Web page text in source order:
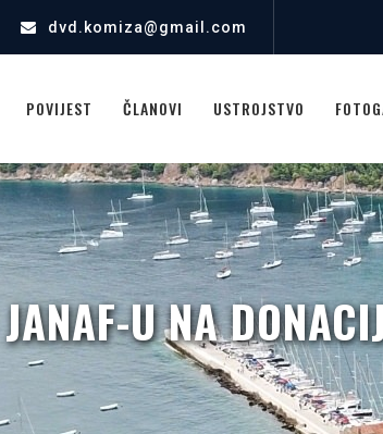
dvd.komiza@gmail.com
POVIJEST ČLANOVI USTROJSTVO
U NA